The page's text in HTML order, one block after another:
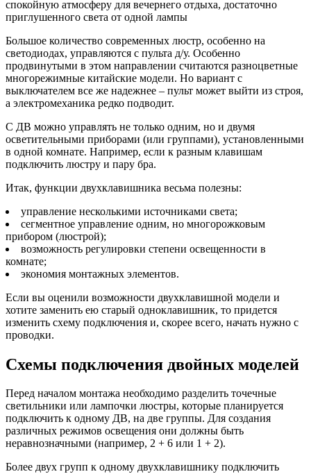
спокойную атмосферу для вечернего отдыха, достаточно
приглушенного света от одной лампы
Большое количество современных люстр, особенно на
светодиодах, управляются с пульта д/у. Особенно
продвинутыми в этом направлении считаются разноцветные
многорежимные китайские модели. Но вариант с
выключателем все же надежнее – пульт может выйти из строя,
а электромеханика редко подводит.
С ДВ можно управлять не только одним, но и двумя
осветительными приборами (или группами), установленными
в одной комнате. Например, если к разным клавишам
подключить люстру и пару бра.
Итак, функции двухклавишника весьма полезны:
управление несколькими источниками света;
сегментное управление одним, но многорожковым
прибором (люстрой);
возможность регулировки степени освещенности в
комнате;
экономия монтажных элементов.
Если вы оценили возможности двухклавишной модели и
хотите заменить ею старый одноклавишник, то придется
изменить схему подключения и, скорее всего, начать нужно с
проводки.
Схемы подключения двойных моделей
Перед началом монтажа необходимо разделить точечные
светильники или лампочки люстры, которые планируется
подключить к одному ДВ, на две группы. Для создания
различных режимов освещения они должны быть
неравнозначными (например, 2 + 6 или 1 + 2).
Более двух групп к одному двухклавишнику подключить